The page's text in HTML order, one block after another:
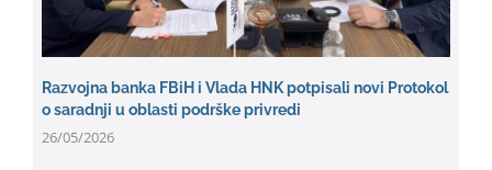
Razvojna banka FBiH i Vlada HNK potpisali novi Protokol
o saradnji u oblasti podrške privredi
26/05/2026